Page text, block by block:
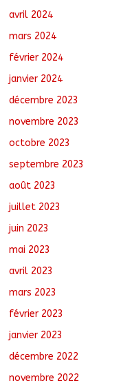
avril 2024
mars 2024
février 2024
janvier 2024
décembre 2023
novembre 2023
octobre 2023
septembre 2023
août 2023
juillet 2023
juin 2023
mai 2023
avril 2023
mars 2023
février 2023
janvier 2023
décembre 2022
novembre 2022